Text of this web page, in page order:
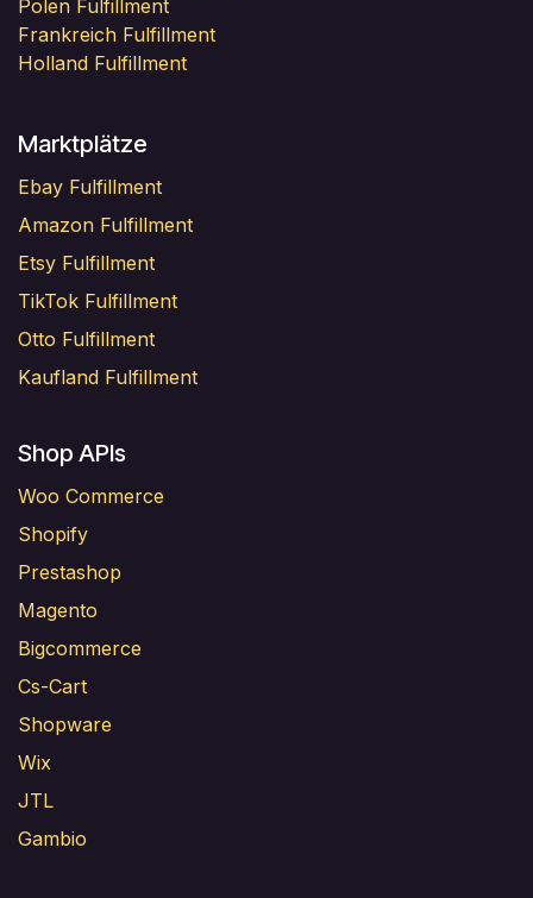
Polen Fulfillment
Frankreich Fulfillment
Holland Fulfillment
Marktplätze
Ebay Fulfillment
Amazon Fulfillment
Etsy Fulfillment
TikTok Fulfillment
Otto Fulfillment
Kaufland Fulfillment
Shop APIs
Woo Commerce
Shopify
Prestashop
Magento
Bigcommerce
Cs-Cart
Shopware
Wix
JTL
Gambio